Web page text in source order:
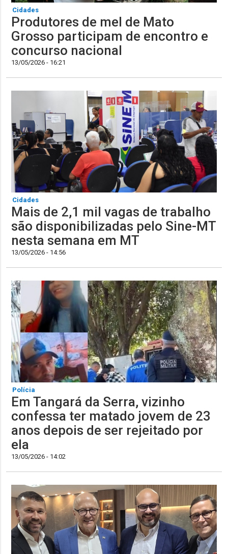
Cidades
Produtores de mel de Mato
Grosso participam de encontro e
concurso nacional
13/05/2026 - 16:21
Cidades
Mais de 2,1 mil vagas de trabalho
são disponibilizadas pelo Sine-MT
nesta semana em MT
13/05/2026 - 14:56
Polícia
Em Tangará da Serra, vizinho
confessa ter matado jovem de 23
anos depois de ser rejeitado por
ela
13/05/2026 - 14:02